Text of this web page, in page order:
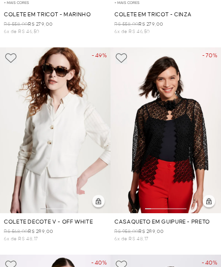
+ MAIS CORES
COLETE EM TRICOT - MARINHO
R$ 558,00R$ 279,00
6x de R$ 46,50
+ MAIS CORES
COLETE EM TRICOT - CINZA
R$ 558,00R$ 279,00
6x de R$ 46,50
- 49%
COLETE DECOTE V - OFF WHITE
R$ 568,00R$ 289,00
6x de R$ 48,17
- 70%
CASAQUETO EM GUIPURE - PRETO
R$ 958,00R$ 289,00
6x de R$ 48,17
- 40% - 40%